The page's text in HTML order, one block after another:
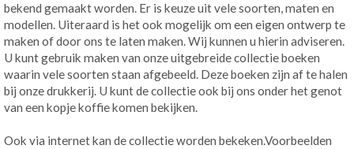
bekend gemaakt worden. Er is keuze uit vele soorten, maten en
modellen. Uiteraard is het ook mogelijk om een eigen ontwerp te
maken of door ons te laten maken. Wij kunnen u hierin adviseren.
U kunt gebruik maken van onze uitgebreide collectie boeken
waarin vele soorten staan afgebeeld. Deze boeken zijn af te halen
bij onze drukkerij. U kunt de collectie ook bij ons onder het genot
van een kopje koffie komen bekijken.
Ook via internet kan de collectie worden bekeken.Voorbeelden